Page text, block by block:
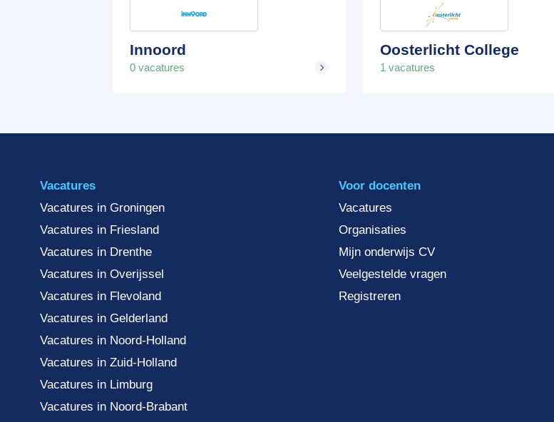
Innoord
0 vacatures
Oosterlicht College
1 vacatures
Vacatures
Vacatures in Groningen
Vacatures in Friesland
Vacatures in Drenthe
Vacatures in Overijssel
Vacatures in Flevoland
Vacatures in Gelderland
Vacatures in Noord-Holland
Vacatures in Zuid-Holland
Vacatures in Limburg
Vacatures in Noord-Brabant
Voor docenten
Vacatures
Organisaties
Mijn onderwijs CV
Veelgestelde vragen
Registreren